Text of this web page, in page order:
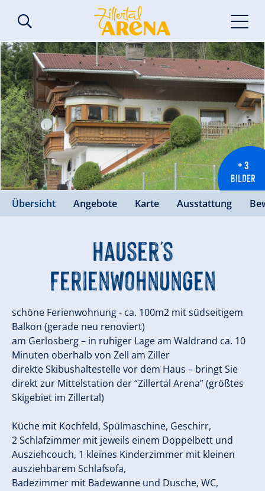
+ 3
BILDER
Übersicht Angebote Karte Ausstattung
Hauser's
Ferienwohnungen
schöne Ferienwohnung - ca. 100m2 mit südseitigem
Balkon (gerade neu renoviert)
am Gerlosberg – in ruhiger Lage am Waldrand ca. 10
Minuten oberhalb von Zell am Ziller
direkte Skibushaltestelle vor dem Haus – bringt Sie
direkt zur Mittelstation der “Zillertal Arena” (größtes
Skigebiet im Zillertal)
Küche mit Kochfeld, Spülmaschine, Geschirr,
2 Schlafzimmer mit jeweils einem Doppelbett und
Ausziehcouch, 1 kleines Kinderzimmer mit kleinen
ausziehbarem Schlafsofa,
Badezimmer mit Badewanne und Dusche, WC,